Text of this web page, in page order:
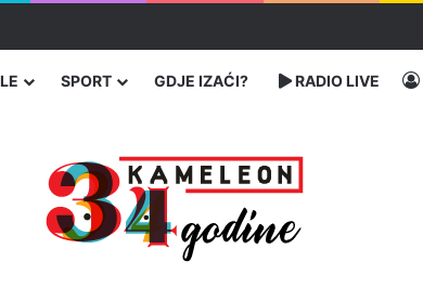
status za Memorijalni centar Srebrenica
SPORT GDJE IZAĆI? RADIO LIVE